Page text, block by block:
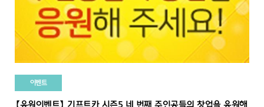
이벤트